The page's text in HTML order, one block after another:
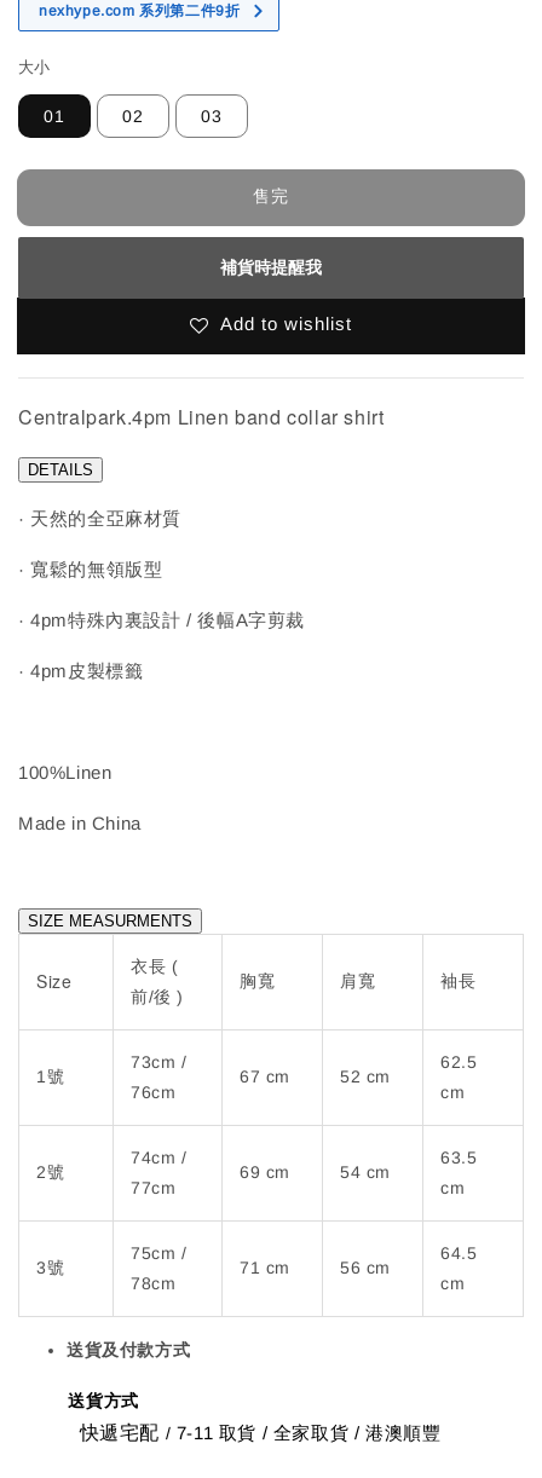
nexhype.com 系列第二件9折
大小
01 02 03
售完
補貨時提醒我
Add to wishlist
Centralpark.4pm Linen band collar shirt
DETAILS
· 天然的全亞麻材質
· 寬鬆的無領版型
· 4pm特殊內裏設計 / 後幅A字剪裁
· 4pm皮製標籤
100%Linen
Made in China
SIZE MEASURMENTS
Size
衣長 (
前/後 )
胸寬 肩寬 袖長
1號
73cm /
76cm
67 cm 52 cm
62.5
cm
2號
74cm /
77cm
69 cm 54 cm
63.5
cm
3號
75cm /
78cm
71 cm 56 cm
64.5
cm
送貨及付款方式
送貨方式
快遞宅配 / 7-11 取貨 / 全家取貨 / 港澳順豐